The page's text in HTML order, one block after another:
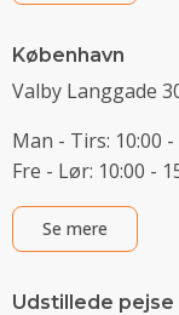
København
Valby Langgade
Man - Tirs: 10:00 -
Fre - Lør: 10:00 -
Se mere
Udstillede